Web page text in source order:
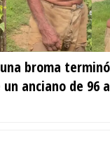
broma
anciano de 96